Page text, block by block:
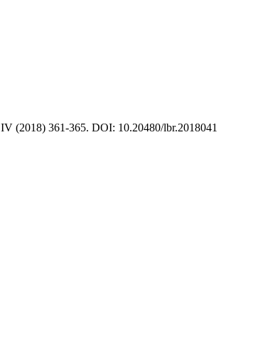
IV (2018) 361-365. DOI: 10.20480/lbr.2018041